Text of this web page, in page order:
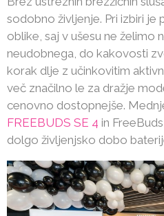
sodobno življenje. Pri izbiri je
oblike, saj v ušesu ne želimo
neudobnega, do kakovosti
korak dlje z učinkovitim
več značilno le za dražje
cenovno dostopnejše.
FREEBUDS SE 4 in
dolgo življenjsko dobo